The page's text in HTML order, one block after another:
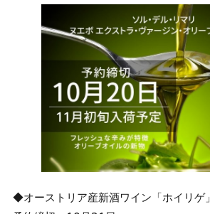
◆オーストリア産新酒ワイン「ホイリゲ」